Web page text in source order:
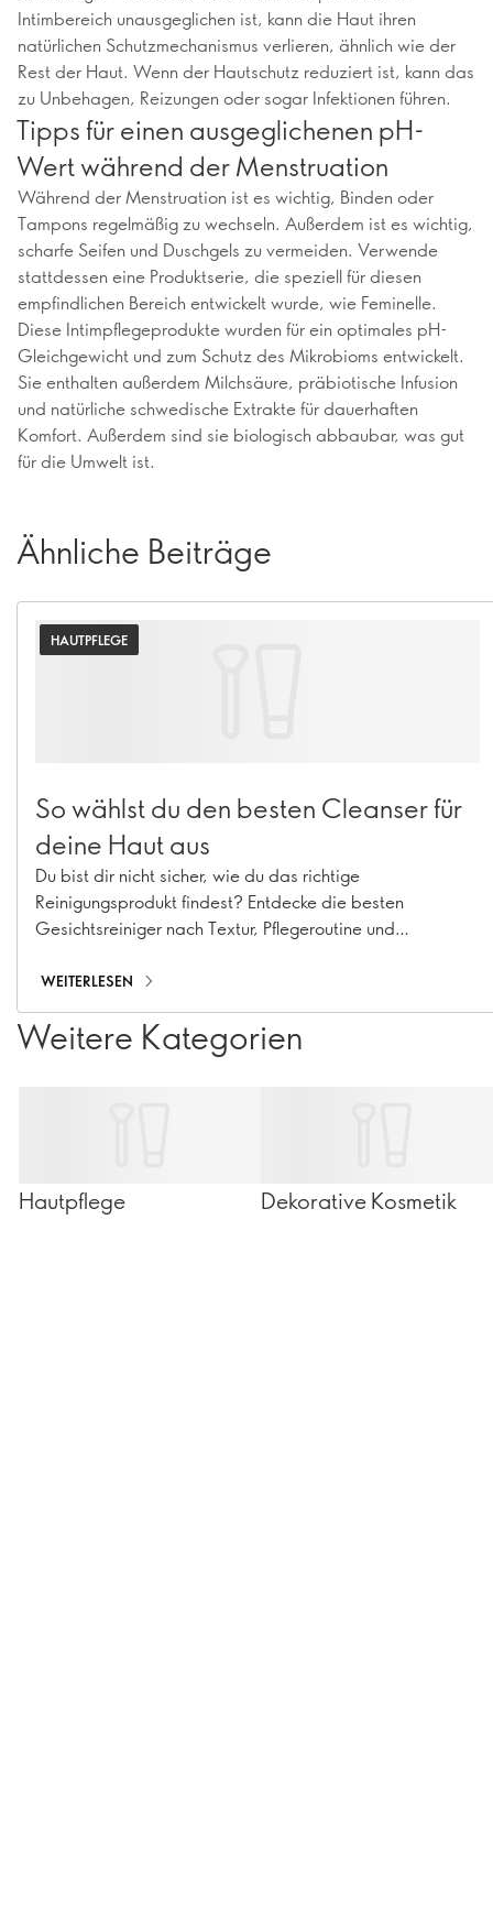
Intimbereich unausgeglichen ist, kann die Haut ihren
natürlichen Schutzmechanismus verlieren, ähnlich wie der
Rest der Haut. Wenn der Hautschutz reduziert ist, kann das
zu Unbehagen, Reizungen oder sogar Infektionen führen.
Tipps für einen ausgeglichenen pH-
Wert während der Menstruation
Während der Menstruation ist es wichtig, Binden oder
Tampons regelmäßig zu wechseln. Außerdem ist es wichtig,
scharfe Seifen und Duschgels zu vermeiden. Verwende
stattdessen eine Produktserie, die speziell für diesen
empfindlichen Bereich entwickelt wurde, wie Feminelle.
Diese Intimpflegeprodukte wurden für ein optimales pH-
Gleichgewicht und zum Schutz des Mikrobioms entwickelt.
Sie enthalten außerdem Milchsäure, präbiotische Infusion
und natürliche schwedische Extrakte für dauerhaften
Komfort. Außerdem sind sie biologisch abbaubar, was gut
für die Umwelt ist.
Ähnliche Beiträge
HAUTPFLEGE
So wählst du den besten Cleanser für
deine Haut aus
Du bist dir nicht sicher, wie du das richtige
Reinigungsprodukt findest? Entdecke die besten
Gesichtsreiniger nach Textur, Pflegeroutine und
Reinigung bis hin zur doppelten Reinigung
WEITERLESEN
Weitere Kategorien
Hautpflege Dekorative Kosmetik